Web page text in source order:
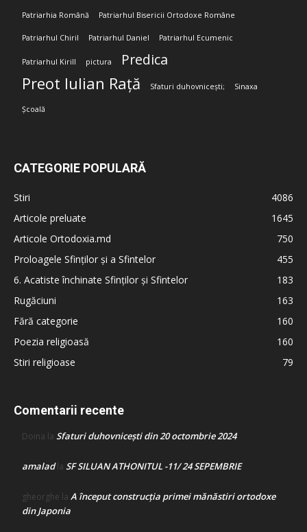
Patriarhia Română Patriarhul Bisericii Ortodoxe Române
Patriarhul Chiril Patriarhul Daniel Patriarhul Ecumenic
Patriarhul Kirill pictura Predica
Preot Iulian Rață Sfaturi duhovnicești; Sinaxa
Școală
CATEGORIE POPULARĂ
Stiri
4086
Articole preluate
1645
Articole Ortodoxia.md
750
Proloagele Sfinților și a Sfintelor
455
6. Acatiste închinate Sfinților și Sfintelor
183
Rugăciuni
163
Fără categorie
160
Poezia religioasă
160
Stiri religioase
79
Comentarii recente
Doina la Sfaturi duhovnicești din 20 octombrie 2024
amaladla SF SILUAN ATHONITUL -11/ 24 SEPEMBRIE
gheorghe la A început construcţia primei mănăstiri ortodoxe
din Japonia